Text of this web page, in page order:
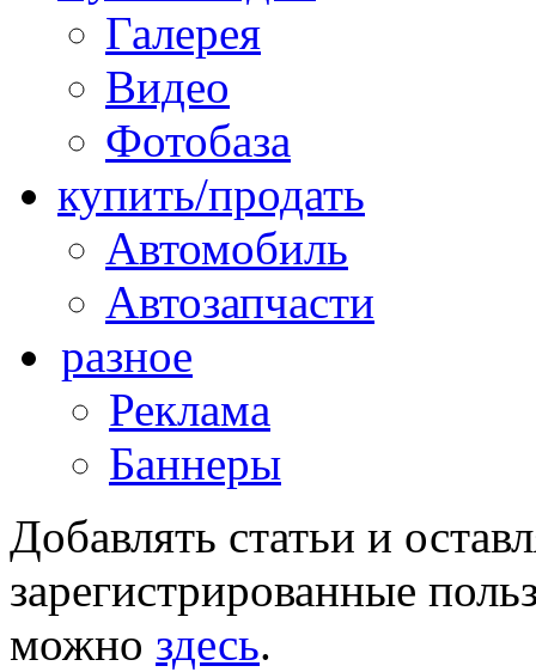
Галерея
Видео
Фотобаза
купить/продать
Автомобиль
Автозапчасти
разное
Реклама
Баннеры
Добавлять статьи и
зарегистрированные
можно здесь.